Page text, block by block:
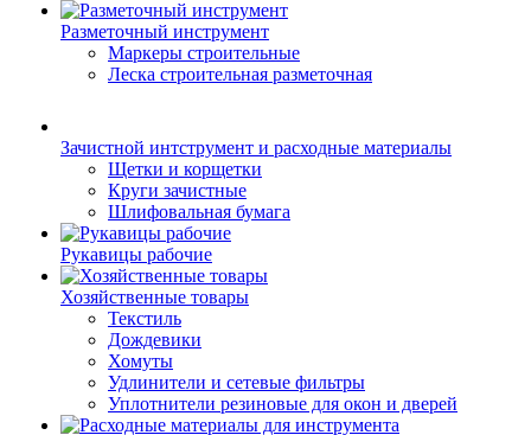
Разметочный инструмент
Маркеры строительные
Леска строительная разметочная
Зачистной интструмент и расходные материалы
Щетки и корщетки
Круги зачистные
Шлифовальная бумага
Рукавицы рабочие
Хозяйственные товары
Текстиль
Дождевики
Хомуты
Удлинители и сетевые фильтры
Уплотнители резиновые для окон и дверей